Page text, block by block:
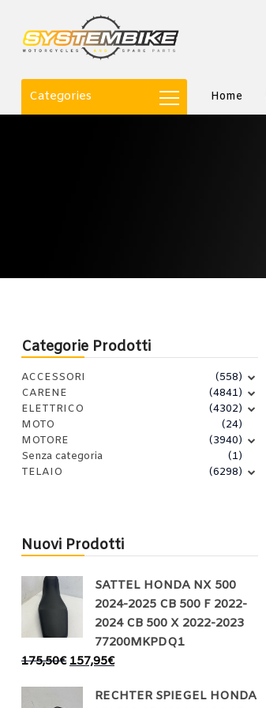
Categories Home
Categorie Prodotti
ACCESSORI
(558)
CARENE
(4841)
ELETTRICO
(4302)
MOTO
(24)
MOTORE
(3940)
Senza categoria
(1)
TELAIO
(6298)
Nuovi Prodotti
SATTEL HONDA NX 500
2024-2025 CB 500 F 2022-
2024 CB 500 X 2022-2023
77200MKPDQ1
175,50€ 157,95€
RECHTER SPIEGEL HONDA